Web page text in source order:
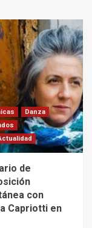
Danza
de
con
Capriotti en